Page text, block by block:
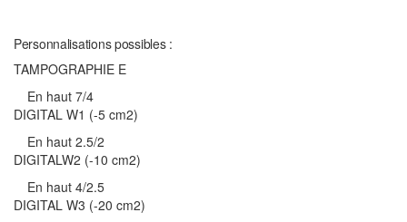
Personnalisations possibles :
TAMPOGRAPHIE E
En haut 7/4
DIGITAL W1 (-5 cm2)
En haut 2.5/2
DIGITALW2 (-10 cm2)
En haut 4/2.5
DIGITAL W3 (-20 cm2)